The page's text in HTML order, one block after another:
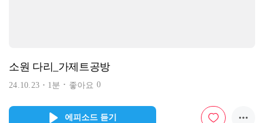
소원 다리_가제트공방
24.10.23 1분 좋아요 0
에피소드 듣기